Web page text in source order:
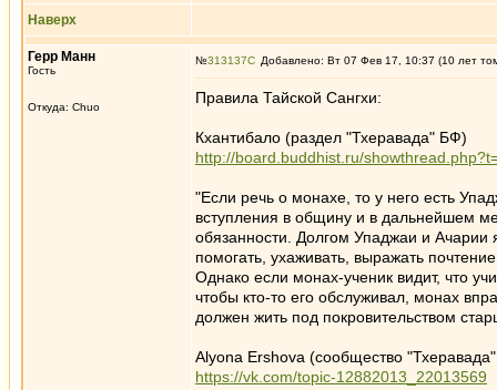
Наверх
Герр Манн
Гость
Откуда: Chuo
№313137 Добавлено: Вт 07 Фев 17, 10:37 (10 лет
Правила Тайской Сангхи:
Кхантибало (раздел "Тхеравада" БФ)
http://board.buddhist.ru/
"Если речь о монахе, то у него есть
вступления в общину и в дальнейшем
обязанности. Долгом Упаджаи и Ачарии
помогать, ухаживать, выражать
Однако если монах-ученик видит, что
чтобы кто-то его обслуживал, монах
должен жить под покровительством
Alyona Ershova (сообщество
https://vk.com/topic-12882013_22013569